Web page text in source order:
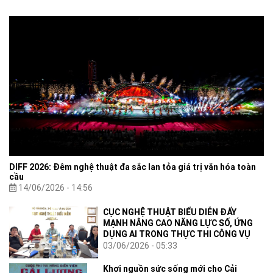
DIFF 2026: Đêm nghệ thuật đa sắc lan tỏa giá trị văn hóa toàn
cầu
14/06/2026 - 14:56
CỤC NGHỆ THUẬT BIỂU DIỄN ĐẨY
MẠNH NÂNG CAO NĂNG LỰC SỐ, ỨNG
DỤNG AI TRONG THỰC THI CÔNG VỤ
03/06/2026 - 05:33
Khơi nguồn sức sống mới cho Cải